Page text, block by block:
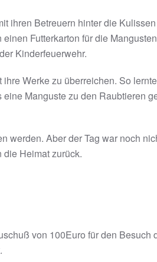
ihren Betreuern hinter die
Futterkarton für die
Kinderfeuerwehr.
Werke zu überreichen. So
Manguste zu den Raubtieren
werden. Aber der Tag war noch
Heimat zurück.
von 100Euro für den Besuch